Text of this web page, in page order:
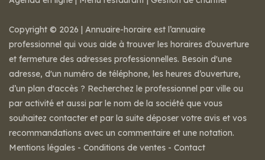
Copyright © 2026 | Annuaire-horaire est l’annuaire
professionnel qui vous aide à trouver les horaires d’ouverture
et fermeture des adresses professionnelles. Besoin d'une
adresse, d'un numéro de téléphone, les heures d’ouverture,
d’un plan d'accès ? Recherchez le professionnel par ville ou
par activité et aussi par le nom de la société que vous
souhaitez contacter et par la suite déposer votre avis et vos
recommandations avec un commentaire et une notation.
Mentions légales - Conditions de ventes - Contact